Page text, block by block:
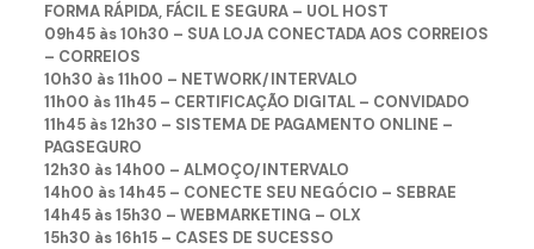
FORMA RÁPIDA, FÁCIL E SEGURA – UOL HOST
09h45 às 10h30 – SUA LOJA CONECTADA AOS CORREIOS
– CORREIOS
10h30 às 11h00 – NETWORK/INTERVALO
11h00 às 11h45 – CERTIFICAÇÃO DIGITAL – CONVIDADO
11h45 às 12h30 – SISTEMA DE PAGAMENTO ONLINE –
PAGSEGURO
12h30 às 14h00 – ALMOÇO/INTERVALO
14h00 às 14h45 – CONECTE SEU NEGÓCIO – SEBRAE
14h45 às 15h30 – WEBMARKETING – OLX
15h30 às 16h15 – CASES DE SUCESSO